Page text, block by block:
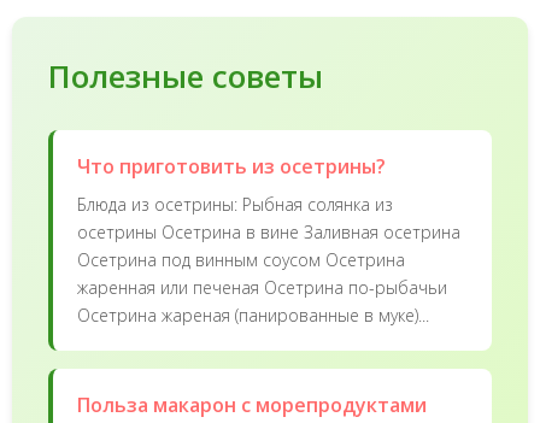
Полезные советы
Что приготовить из осетрины?
Блюда из осетрины: Рыбная солянка из
осетрины Осетрина в вине Заливная осетрина
Осетрина под винным соусом Осетрина
жаренная или печеная Осетрина по-рыбачьи
Осетрина жареная (панированные в муке)...
Польза макарон с морепродуктами